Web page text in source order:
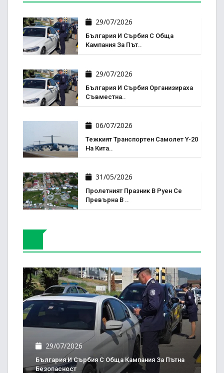
29/07/2026
България И Сърбия С Обща
Кампания За Път..
29/07/2026
България И Сърбия Организираха
Съвместна..
06/07/2026
Тежкият Транспортен Самолет Y-20
На Кита..
31/05/2026
Пролетният Празник В Руен Се
Превърна В ..
29/07/2026
България И Сърбия С Обща Кампания За Пътна
Безопасност